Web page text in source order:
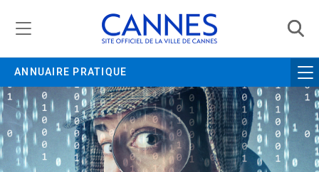
ANNUAIRE PRATIQUE